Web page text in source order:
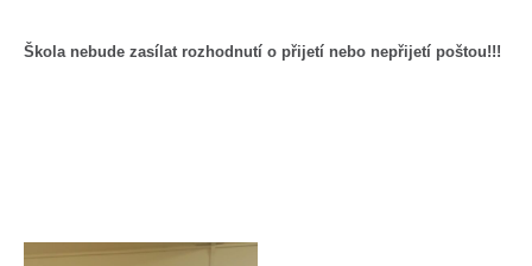
Škola nebude zasílat rozhodnutí o přijetí nebo nepřijetí poštou!!!